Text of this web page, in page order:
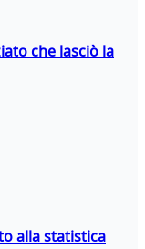
che lasciò la
alla statistica